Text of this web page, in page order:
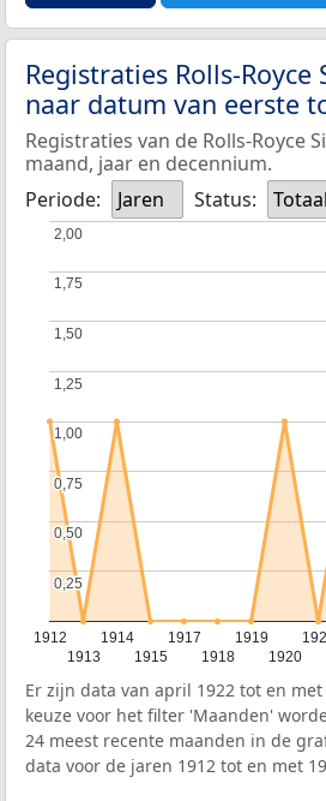
Registraties Rolls-Royce
naar datum van eerste
Registraties van de Rolls-Royce
maand, jaar en decennium.
Periode:
Jaren Status: Totaal
1912
1913
1914
1915
1917
1918
1919
1920
0,25
0,25
0,50
0,50
0,75
0,75
1,00
1,00
1,25
1,25
1,50
1,50
1,75
1,75
2,00
2,00
Er zijn data van april 1922 tot en
keuze voor het filter 'Maanden'
24 meest recente maanden in de
data voor de jaren 1912 tot en met